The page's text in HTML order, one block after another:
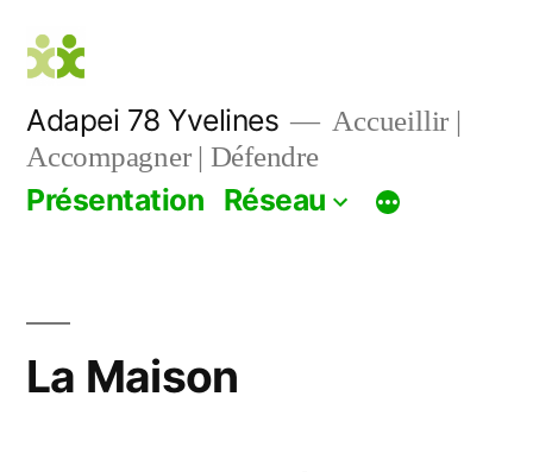
contenu
Adapei 78 Yvelines
Accueillir |
Accompagner | Défendre
Présentation Réseau
La Maison